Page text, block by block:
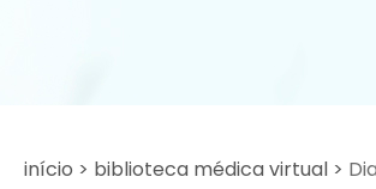
início > biblioteca médica virtual >